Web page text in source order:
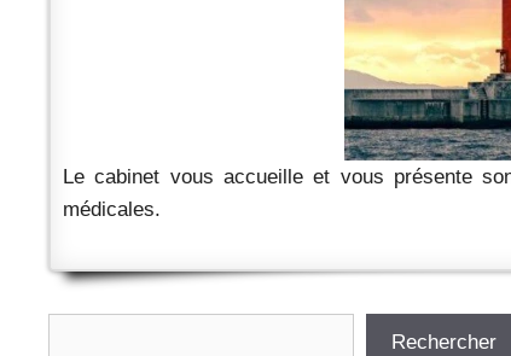
Le cabinet vous accueille et vous présente
médicales.
Rechercher